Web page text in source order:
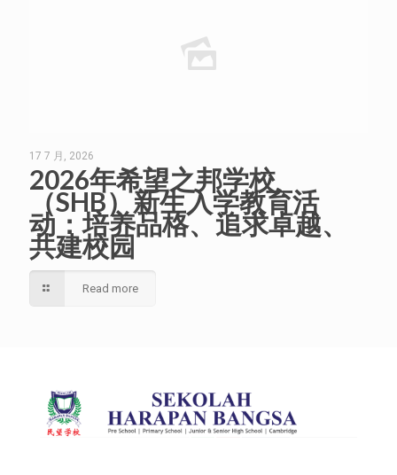
17 7 月, 2026
2026年希望之邦学校
（SHB）新生入学教育活
动：培养品格、追求卓越、
共建校园
Read more